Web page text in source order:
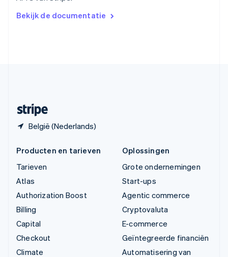
Bekijk de documentatie
België (Nederlands)
English
Producten en tarieven
Tarieven
Atlas
Authorization Boost
Billing
Capital
Checkout
Climate
Oplossingen
Grote ondernemingen
Start-ups
Agentic commerce
Cryptovaluta
E-commerce
Geïntegreerde financiën
Automatisering van